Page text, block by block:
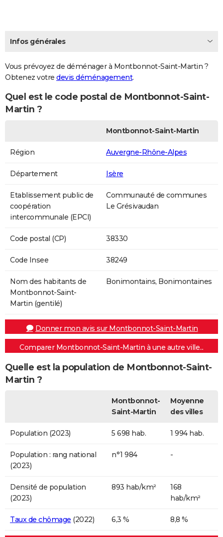
Infos générales
Vous prévoyez de déménager à Montbonnot-Saint-Martin ?
Obtenez votre devis déménagement.
Quel est le code postal de Montbonnot-Saint-
Martin ?
Montbonnot-Saint-Martin
Région Auvergne-Rhône-Alpes
Département Isère
Etablissement public de
coopération
intercommunale (EPCI)
Communauté de communes
Le Grésivaudan
Code postal (CP) 38330
Code Insee 38249
Nom des habitants de
Montbonnot-Saint-
Martin (gentilé)
Bonimontains, Bonimontaines
Donner mon avis sur Montbonnot-Saint-Martin
Comparer Montbonnot-Saint-Martin à une autre ville...
Quelle est la population de Montbonnot-Saint-
Martin ?
Montbonnot-
Saint-Martin
Moyenne
des villes
Population (2023) 5 698 hab. 1 994 hab.
Population : rang national
(2023)
n°1 984 -
Densité de population
(2023)
893 hab/km²
168
hab/km²
Taux de chômage (2022) 6,3 % 8,8 %